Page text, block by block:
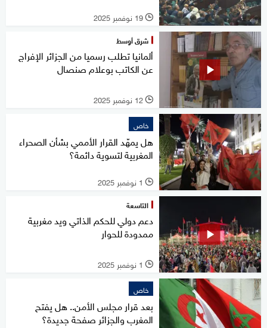
l 19 نوفمبر 2025
شرق أوسط
ألمانيا تطلب رسميا من الجزائر الإفراج
عن الكاتب بوعلام صنصال
l 12 نوفمبر 2025
خاص
هل يمهّد القرار الأممي بشأن الصحراء
المغربية لتسوية دائمة؟
l 1 نوفمبر 2025
التاسعة
دعم دولي للحكم الذاتي ويد مغربية
ممدودة للحوار
l 1 نوفمبر 2025
خاص
بعد قرار مجلس الأمن.. هل يفتح
المغرب والجزائر صفحة جديدة؟